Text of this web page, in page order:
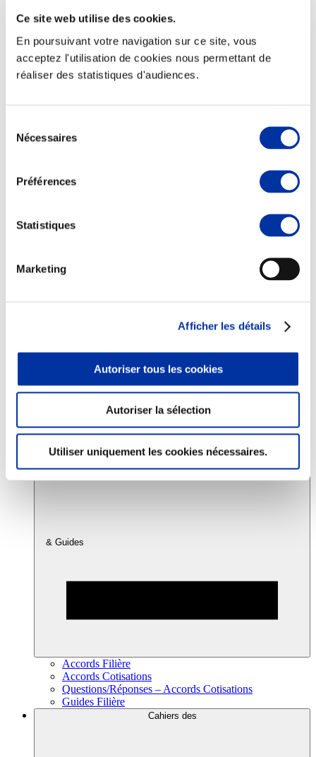
Ce site web utilise des cookies.
En poursuivant votre navigation sur ce site, vous
acceptez l'utilisation de cookies nous permettant de
réaliser des statistiques d'audiences.
Nécessaires
Préférences
Statistiques
Marketing
Afficher les détails
Autoriser tous les cookies
Autoriser la sélection
Utiliser uniquement les cookies nécessaires.
Elevage
Consommation
Sécurité sanitaire
Juste rémunération et attractivité des métiers
Info-veille scientifique
Accords
& Guides
Accords Filière
Accords Cotisations
Questions/Réponses – Accords Cotisations
Guides Filière
Cahiers des